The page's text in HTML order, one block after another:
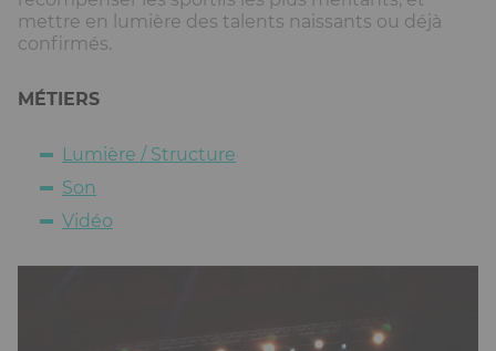
mettre en lumière des talents naissants ou déjà
confirmés.
MÉTIERS
Lumière / Structure
Son
Vidéo